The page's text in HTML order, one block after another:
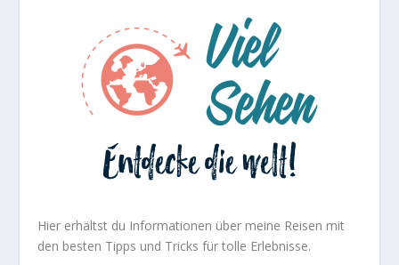
Hier erhältst du Informationen über meine Reisen mit
den besten Tipps und Tricks für tolle Erlebnisse.